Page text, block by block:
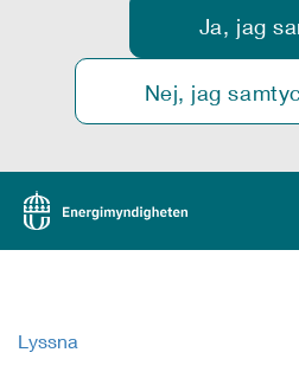
Ja, jag
Nej, jag
Lyssna